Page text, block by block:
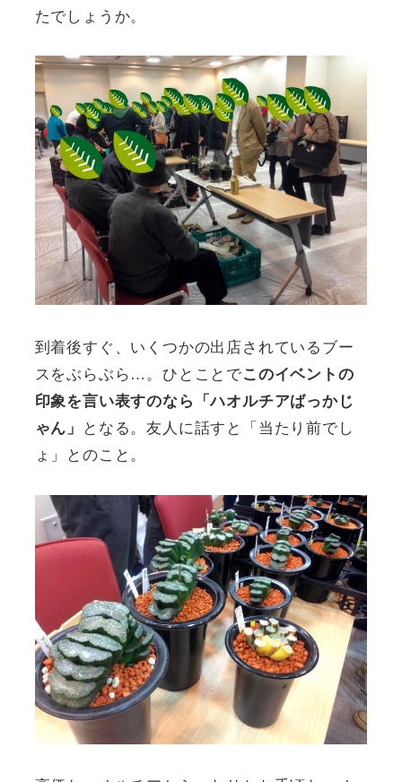
たでしょうか。
到着後すぐ、いくつかの出店されているブー
スをぶらぶら…。ひとことでこのイベントの
印象を言い表すのなら「ハオルチアばっかじ
ゃん」 となる。友人に話すと「当たり前でし
ょ」とのこと。